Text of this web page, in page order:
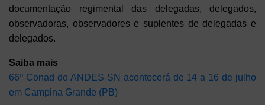
documentação regimental das delegadas, delegados,
observadoras, observadores e suplentes de delegadas e
delegados.
Saiba mais
66º Conad do ANDES-SN acontecerá de 14 a 16 de julho
em Campina Grande (PB)